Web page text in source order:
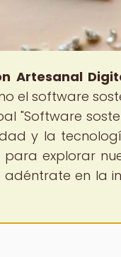
Artesanal
el software
"Software
y la
para explorar
adéntrate en